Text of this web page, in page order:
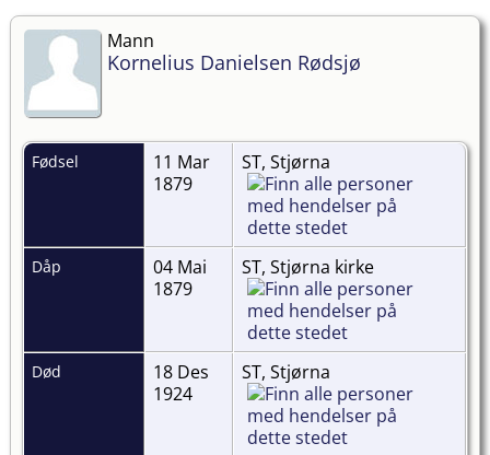
Mann
Kornelius Danielsen Rødsjø
Fødsel
11 Mar
1879
ST, Stjørna
Dåp
04 Mai
1879
ST, Stjørna kirke
Død
18 Des
1924
ST, Stjørna